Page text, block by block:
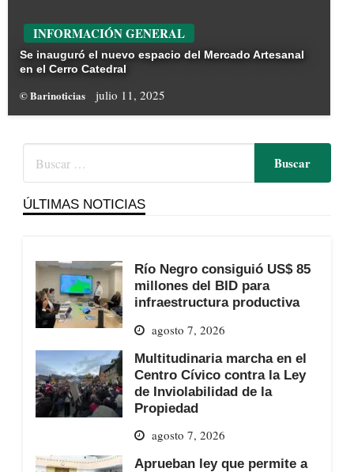
INFORMACIÓN GENERAL
Se inauguró el nuevo espacio del Mercado Artesanal
en el Cerro Catedral
© Barinoticias julio 11, 2025
ÚLTIMAS NOTICIAS
Río Negro consiguió US$ 85
millones del BID para
infraestructura productiva
agosto 7, 2026
Multitudinaria marcha en el
Centro Cívico contra la Ley
de Inviolabilidad de la
Propiedad
agosto 7, 2026
Aprueban ley que permite a